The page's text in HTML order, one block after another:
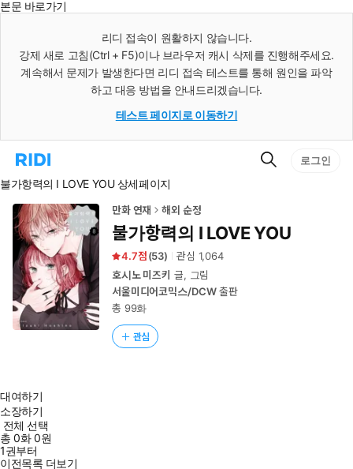
본문 바로가기
리디 접속이 원활하지 않습니다.
강제 새로 고침(Ctrl + F5)이나 브라우저 캐시 삭제를 진행해주세요.
계속해서 문제가 발생한다면 리디 접속 테스트를 통해 원인을 파악
하고 대응 방법을 안내드리겠습니다.
테스트 페이지로 이동하기
리
홈
로
이
동
검
로그인
불가항력의 I LOVE YOU 상세페이지
만화 연재 해외 순정
불가항력의 I LOVE YOU
4.7 (53) 관심 1,064
호시노 미즈키 글, 그림
서울미디어코믹스/DCW출판
총 99화
관심
대여하기
소장하기
전체 선택
총0화0원
1권부터
이전목록 더보기